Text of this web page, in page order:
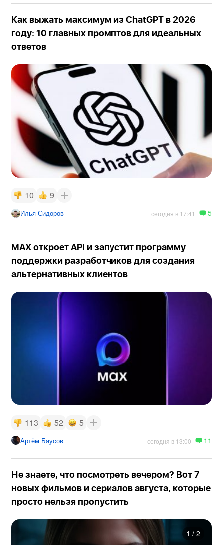
Как выжать максимум из ChatGPT в 2026
году: 10 главных промптов для идеальных
ответов
10 9
Илья Сидоров сегодня в 17:41 5
MAX откроет API и запустит программу
поддержки разработчиков для создания
альтернативных клиентов
113 52 5
Артём Баусов сегодня в 13:00 11
Не знаете, что посмотреть вечером? Вот 7
новых фильмов и сериалов августа, которые
просто нельзя пропустить
1 / 2